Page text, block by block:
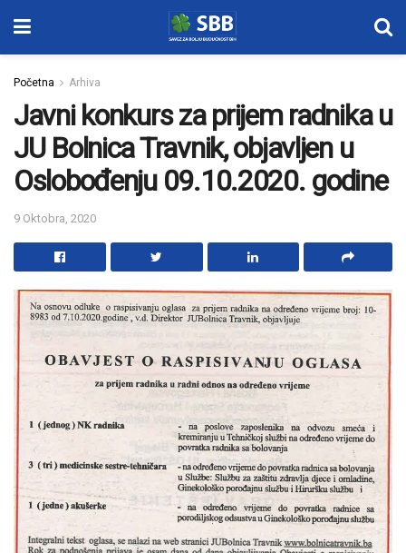
Početna Arhiva
Javni konkurs za prijem radnika u
JU Bolnica Travnik, objavljen u
Oslobođenju 09.10.2020. godine
9 Oktobra, 2020